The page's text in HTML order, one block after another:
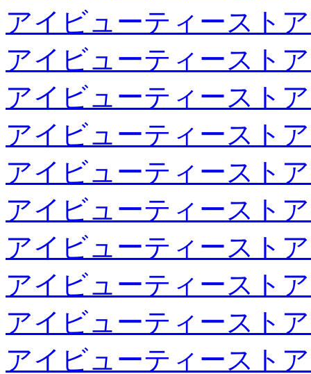
アイビューティースト
アイビューティースト
アイビューティースト
アイビューティースト
アイビューティースト
アイビューティースト
アイビューティースト
アイビューティースト
アイビューティースト
アイビューティースト